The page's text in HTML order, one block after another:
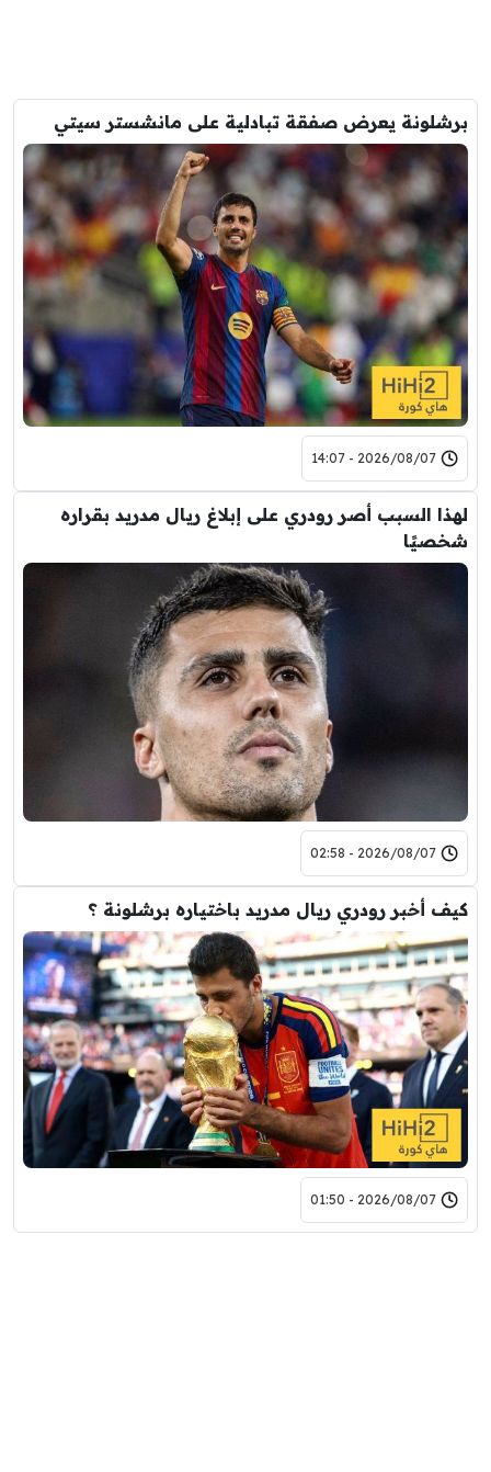
برشلونة يعرض صفقة تبادلية على مانشستر سيتي
2026/08/07 - 14:07
لهذا السبب أصر رودري على إبلاغ ريال مدريد بقراره
شخصيًا
2026/08/07 - 02:58
كيف أخبر رودري ريال مدريد باختياره برشلونة ؟
2026/08/07 - 01:50